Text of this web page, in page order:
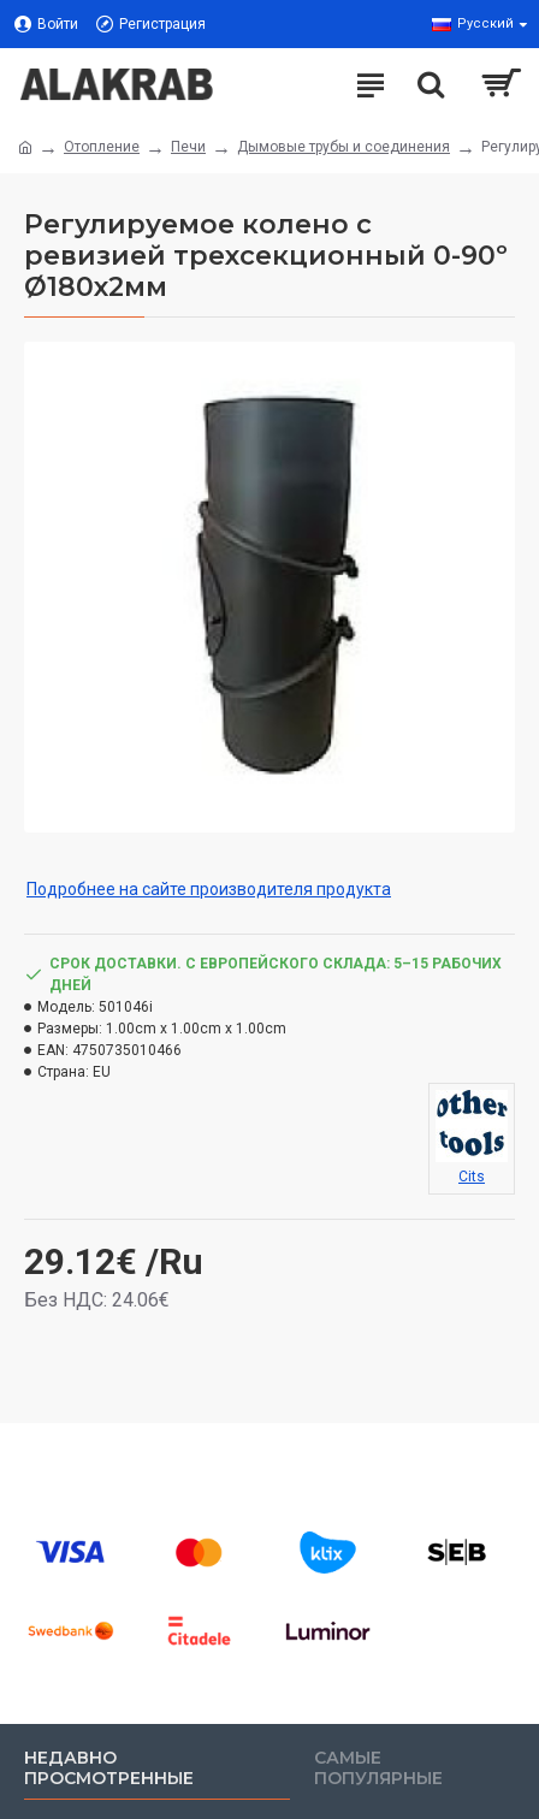
Войти Регистрация Русский
Отопление Печи Дымовые трубы и соединения
Регулируемое колено с
ревизией трехсекционный 0-90º
Ø180x2мм
Подробнее на сайте производителя продукта
29.12€ /Ru
Без НДС: 24.06€
СРОК ДОСТАВКИ. С ЕВРОПЕЙСКОГО СКЛАДА: 5–15 РАБОЧИХ
ДНЕЙ
Модель: 501046i
Размеры: 1.00cm x 1.00cm x 1.00cm
EAN: 4750735010466
Страна: EU
Cits
НЕДАВНО
ПРОСМОТРЕННЫЕ
САМЫЕ
ПОПУЛЯРНЫЕ